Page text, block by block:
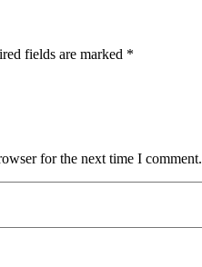
fields are marked *
for the next time I comment.